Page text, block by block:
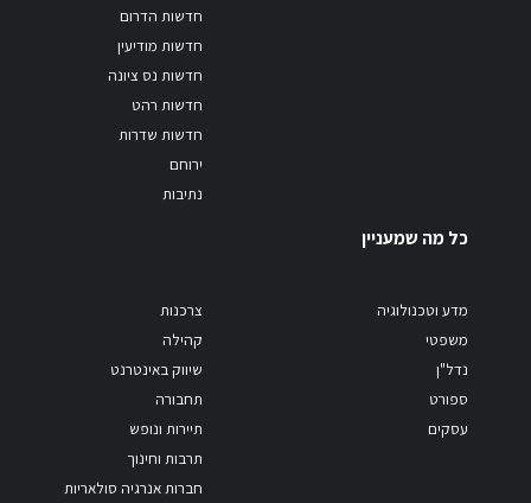
חדשות הדרום
חדשות מודיעין
חדשות נס ציונה
חדשות רהט
חדשות שדרות
ירוחם
נתיבות
כל מה שמעניין
מדע וטכנולוגיה
משפטי
נדל"ן
ספורט
עסקים
צרכנות
קהילה
שיווק באינטרנט
תחבורה
תיירות ונופש
תרבות וחינוך
חברות אנרגיה סולאריות